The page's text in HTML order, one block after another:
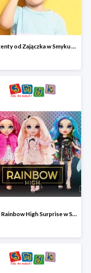
Prezenty od Zajączka w Smyku do -50%
Lalki Rainbow High Surprise w Smyku do -35%